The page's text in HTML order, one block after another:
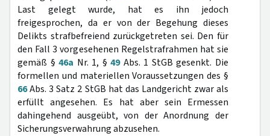
Last gelegt wurde, hat es ihn jedoch
freigesprochen, da er von der Begehung dieses
Delikts strafbefreiend zurückgetreten sei. Den für
den Fall 3 vorgesehenen Regelstrafrahmen hat sie
gemäß §46a Nr. 1, §49Abs. 1 StGB gesenkt. Die
formellen und materiellen Voraussetzungen des §
66Abs. 3 Satz 2 StGB hat das Landgericht zwar als
erfüllt angesehen. Es hat aber sein Ermessen
dahingehend ausgeübt, von der Anordnung der
Sicherungsverwahrung abzusehen.